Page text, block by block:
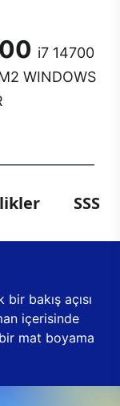
i7 14700
WINDOWS
SSS
bakış açısı
içerisinde
mat boyama